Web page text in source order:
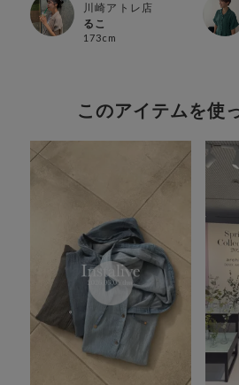
川崎アトレ店
るこ
173cm
このアイテムを使